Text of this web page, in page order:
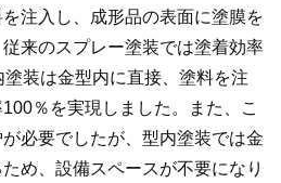
注入し、成形品の表面に塗膜を
来のスプレー塗装では塗着効率
装は金型内に直接、塗料を注
％を実現しました。また、こ
必要でしたが、型内塗装では金
め、設備スペースが不要になり